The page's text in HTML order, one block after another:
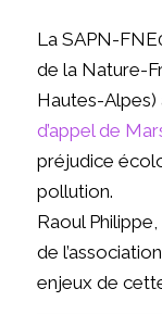
La SAPN-
de la Nature-
Hautes-Alpes)
d’appel de
préjudice
pollution.
Raoul
de
enjeux de